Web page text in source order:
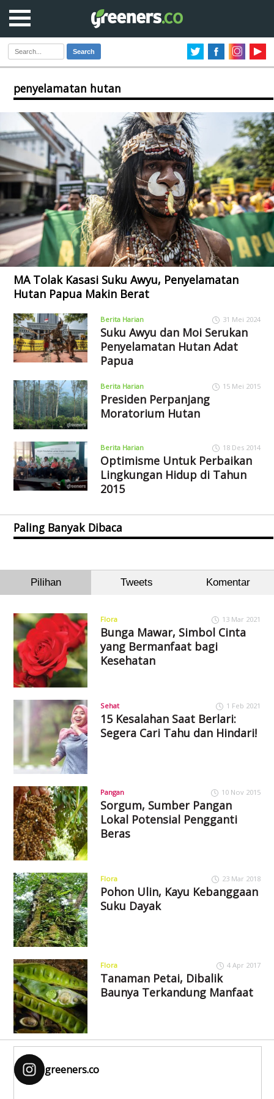
Search
penyelamatan hutan
MA Tolak Kasasi Suku Awyu, Penyelamatan
Hutan Papua Makin Berat
Berita Harian 31 Mei 2024
Suku Awyu dan Moi Serukan
Penyelamatan Hutan Adat
Papua
Berita Harian 15 Mei 2015
Presiden Perpanjang
Moratorium Hutan
Berita Harian 18 Des 2014
Optimisme Untuk Perbaikan
Lingkungan Hidup di Tahun
2015
Paling Banyak Dibaca
Pilihan Tweets Komentar
Flora 13 Mar 2021
Bunga Mawar, Simbol Cinta
yang Bermanfaat bagi
Kesehatan
Sehat 1 Feb 2021
15 Kesalahan Saat Berlari:
Segera Cari Tahu dan Hindari!
Pangan 10 Nov 2015
Sorgum, Sumber Pangan
Lokal Potensial Pengganti
Beras
Flora 23 Mar 2018
Pohon Ulin, Kayu Kebanggaan
Suku Dayak
Flora 4 Apr 2017
Tanaman Petai, Dibalik
Baunya Terkandung Manfaat
greeners.co